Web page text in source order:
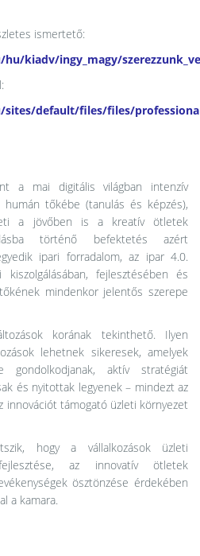
ismertető:
kiadv/ingy_magy/
default/files/files/
a mai digitális világban intenzív
tőkébe (tanulás és képzés),
a jövőben is a kreatív ötletek
történő befektetés azért
ipari forradalom, az ipar 4.0.
fejlesztésében és
mindenkor jelentős szerepe
korának tekinthető. Ilyen
lehetnek sikeresek, amelyek
aktív stratégiát
és nyitottak legyenek – mindezt az
innovációt támogató üzleti környezet
hogy a vállalkozások üzleti
az innovatív ötletek
ösztönzése érdekében
a kamara.